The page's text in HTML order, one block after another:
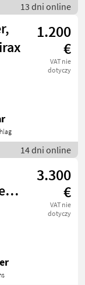
13 dni online
1.200
€
VAT nie
dotyczy
14 dni online
3.300
€
VAT nie
dotyczy